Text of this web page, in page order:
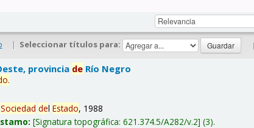
| Seleccionar títulos para:
provincia de Río Negro
.
Sociedad delEstado, 1988
Signatura topográfica:621.374.5/A282/v.2 (3).